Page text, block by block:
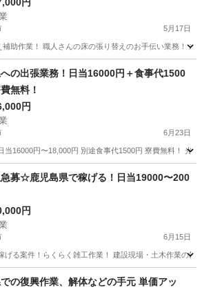
5月17日
助作業！ 職人さんの床の張り替えのお手伝い業務！
業 手元
の出張業務！日当16000円＋食事代1500
無料！
円
6月23日
当16000円〜18,000円 別途食事代1500円 寮費無料！
他 無料
募☆鹿児島県で稼げる！日当19000〜200
円
6月15日
る案件！らくらく雑工作業！ 建設現場・土木作業の
業 短期
の復興作業、解体などの手元 単価アッ